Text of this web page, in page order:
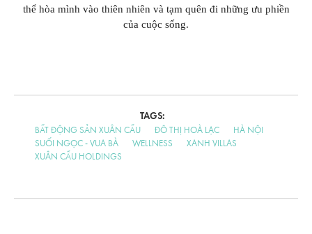
thể hòa mình vào thiên nhiên và tạm quên đi những ưu phiền
của cuộc sống.
TAGS:
BẤT ĐỘNG SẢN XUÂN CẦU ĐÔ THỊ HOÀ LẠC
HÀ NỘI
SUỐI NGỌC - VUA BÀ
WELLNESS
XANH VILLAS
XUÂN CẦU HOLDINGS